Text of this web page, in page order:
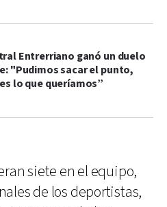
Entrerriano ganó un duelo
"Pudimos sacar el punto,
lo que queríamos”
siete en el equipo,
de los deportistas,